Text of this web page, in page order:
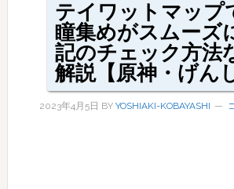
テイワットマップ
瞳集めがスムーズ
記のチェック方法
解説【原神・げん
2023年4月5日 BY YOSHIAKI-KOBAYASHI